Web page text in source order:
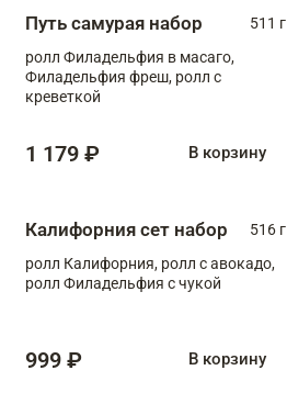
Путь самурая набор
511 г
ролл Филадельфия в масаго,
Филадельфия фреш, ролл с
креветкой
1 179 ₽ В корзину
Калифорния сет набор
516 г
ролл Калифорния, ролл с авокадо,
ролл Филадельфия с чукой
999 ₽ В корзину